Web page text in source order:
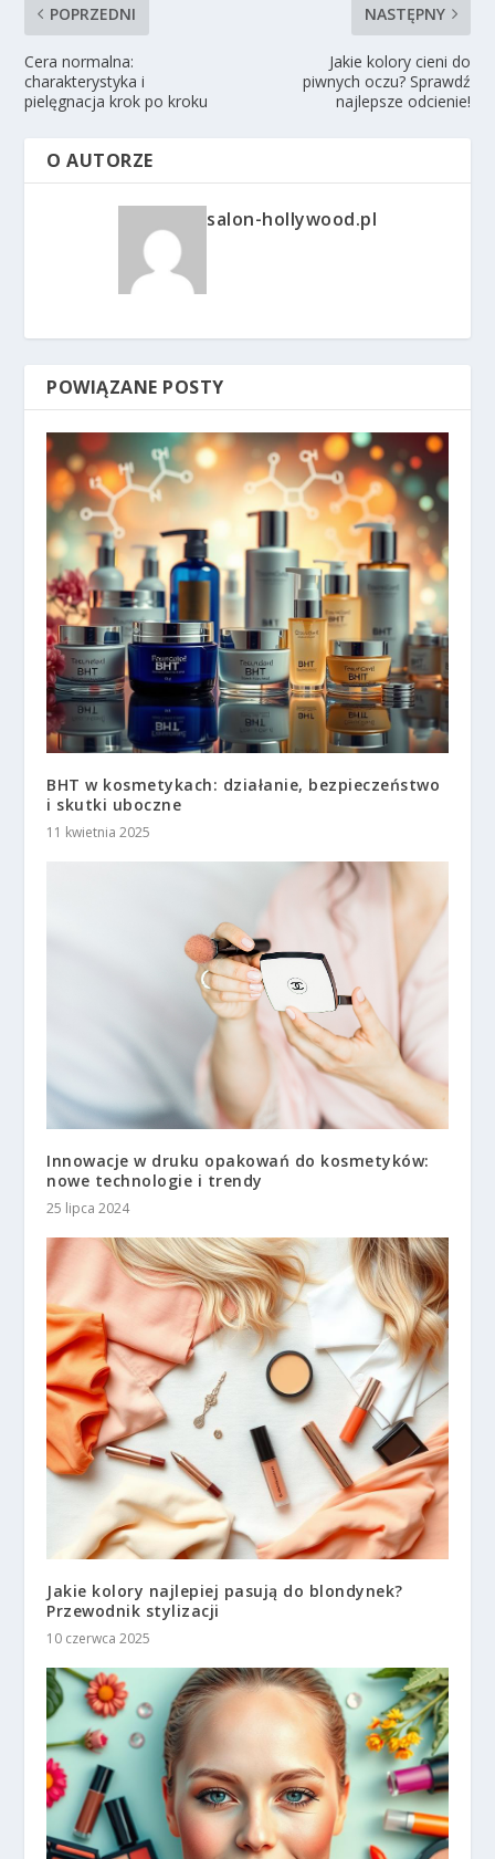
POPRZEDNI
Cera normalna:
charakterystyka i
pielęgnacja krok po kroku
NASTĘPNY
Jakie kolory cieni do
piwnych oczu? Sprawdź
najlepsze odcienie!
O AUTORZE
salon-hollywood.pl
POWIĄZANE POSTY
BHT w kosmetykach: działanie, bezpieczeństwo
i skutki uboczne
11 kwietnia 2025
Innowacje w druku opakowań do kosmetyków:
nowe technologie i trendy
25 lipca 2024
Jakie kolory najlepiej pasują do blondynek?
Przewodnik stylizacji
10 czerwca 2025